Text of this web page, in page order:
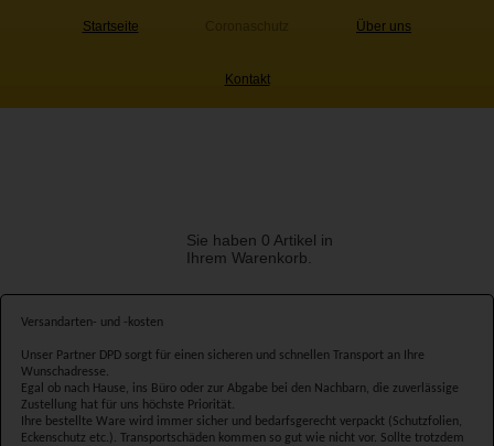
Startseite Über uns
Kontakt
Sie haben 0 Artikel in
Ihrem Warenkorb.
Versandarten- und -kosten
Unser Partner DPD sorgt für einen sicheren und schnellen Transport an Ihre
Wunschadresse.
Egal ob nach Hause, ins Büro oder zur Abgabe bei den Nachbarn, die zuverlässige
Zustellung hat für uns höchste Priorität.
Ihre bestellte Ware wird immer sicher und bedarfsgerecht verpackt (Schutzfolien,
Eckenschutz etc.). Transportschäden kommen so gut wie nicht vor. Sollte trotzdem